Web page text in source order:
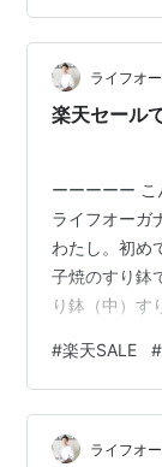
ている２人を
モビールを見
ライフオ
楽天セール
ーーーーー
ライフオーガ
わたし。初め
子焼のすり鉢
り鉢（中）す
口タイプ擂り
にも重宝ラー
カフェ 父の
に、セール価
#楽天SALE #
ライフオ